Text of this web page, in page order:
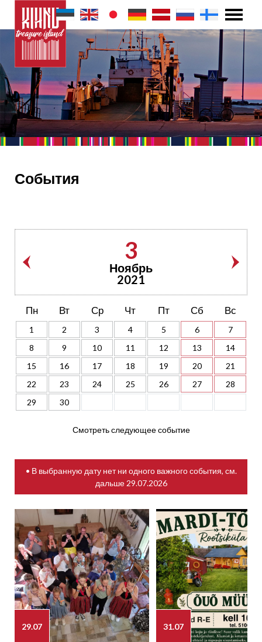
События
3
Ноябрь
2021
Пн Вт Ср Чт Пт Сб Вс
1 2 3 4 5 6
7
8
9 10 11 12 13
14
15
16 17 18 19 20
21
22
23 24 25 26 27
28
29
30
Смотреть следующее событие
• В выбранную дату нет ни одного важного события, см.
дальше 29.07.2026
29.07 31.07